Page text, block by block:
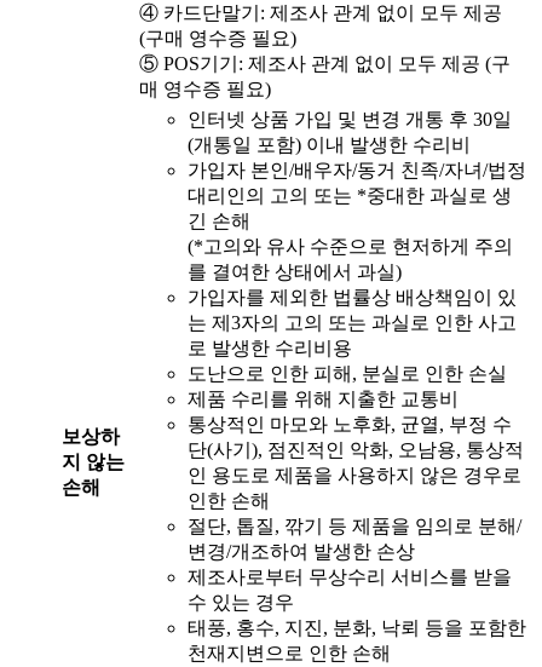
④ 카드단말기: 제조사 관계 없이 모두 제공
(구매 영수증 필요)
⑤ POS기기: 제조사 관계 없이 모두 제공 (구
매 영수증 필요)
보상하
지 않는
손해
인터넷 상품 가입 및 변경 개통 후 30일
(개통일 포함) 이내 발생한 수리비
가입자 본인/배우자/동거 친족/자녀/법정
대리인의 고의 또는 *중대한 과실로 생
긴 손해
(*고의와 유사 수준으로 현저하게 주의
를 결여한 상태에서 과실)
가입자를 제외한 법률상 배상책임이 있
는 제3자의 고의 또는 과실로 인한 사고
로 발생한 수리비용
도난으로 인한 피해, 분실로 인한 손실
제품 수리를 위해 지출한 교통비
통상적인 마모와 노후화, 균열, 부정 수
단(사기), 점진적인 악화, 오남용, 통상적
인 용도로 제품을 사용하지 않은 경우로
인한 손해
절단, 톱질, 깎기 등 제품을 임의로 분해/
변경/개조하여 발생한 손상
제조사로부터 무상수리 서비스를 받을
수 있는 경우
태풍, 홍수, 지진, 분화, 낙뢰 등을 포함한
천재지변으로 인한 손해